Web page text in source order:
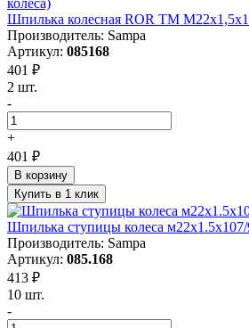
Шпилька колесная ROR ТМ
Производитель: Sampa
Артикул: 085168
401 ₽
2 шт.
-
+
401 ₽
В корзину
Купить в 1 клик
Шпилька ступицы колеса
Производитель: Sampa
Артикул: 085.168
413 ₽
10 шт.
-